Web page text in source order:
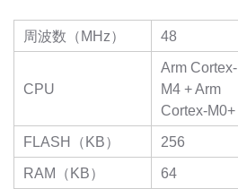
周波数（MHz） 48
CPU
Arm Cortex-
M4 + Arm
Cortex-M0+
FLASH（KB）
256
RAM（KB）
64